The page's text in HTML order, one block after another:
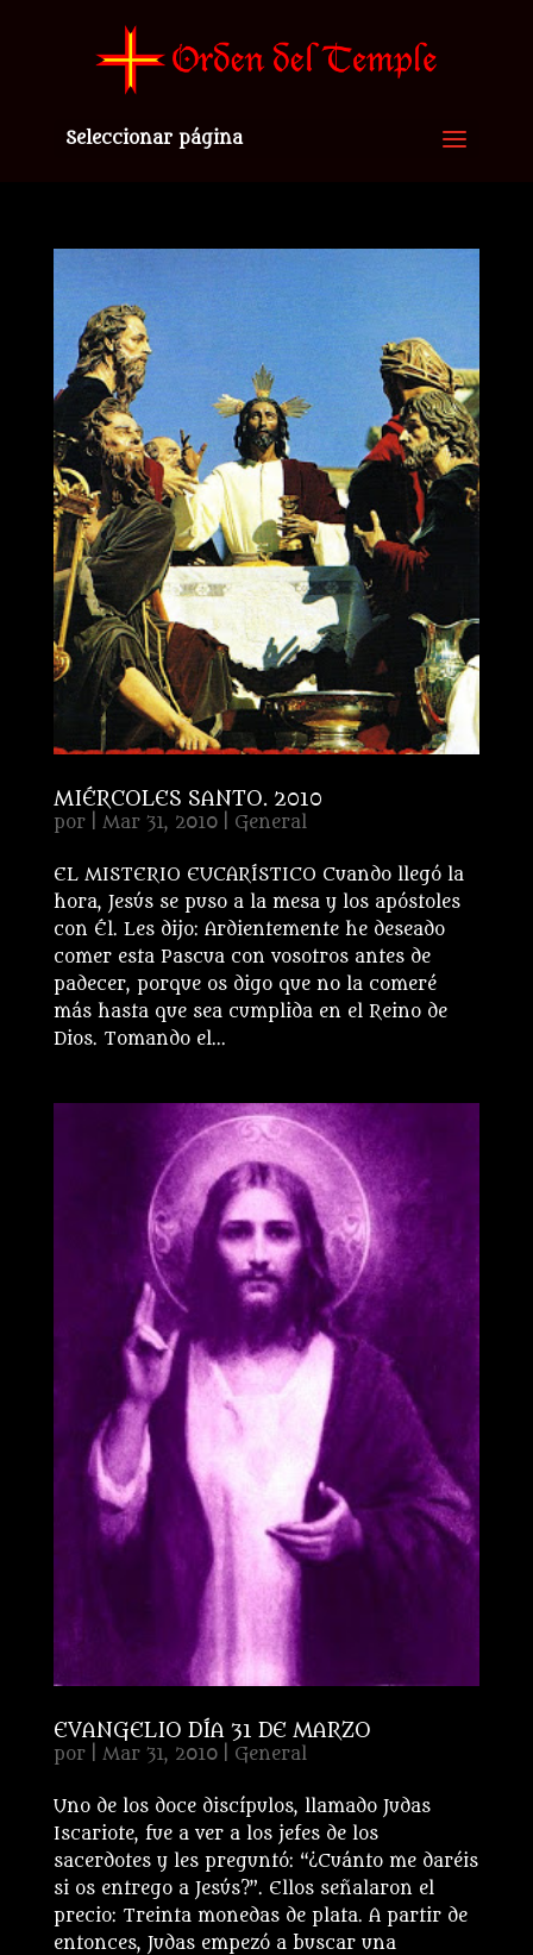
Seleccionar página
MIÉRCOLES SANTO. 2010
por Mar 31, 2010| General
EL MISTERIO EUCARÍSTICO Cuando llegó la
hora, Jesús se puso a la mesa y los apóstoles
con Él. Les dijo: Ardientemente he deseado
comer esta Pascua con vosotros antes de
padecer, porque os digo que no la comeré
más hasta que sea cumplida en el Reino de
Dios. Tomando el...
EVANGELIO DÍA 31 DE MARZO
por Mar 31, 2010| General
Uno de los doce discípulos, llamado Judas
Iscariote, fue a ver a los jefes de los
sacerdotes y les preguntó: “¿Cuánto me daréis
si os entrego a Jesús?”. Ellos señalaron el
precio: Treinta monedas de plata. A partir de
entonces, Judas empezó a buscar una